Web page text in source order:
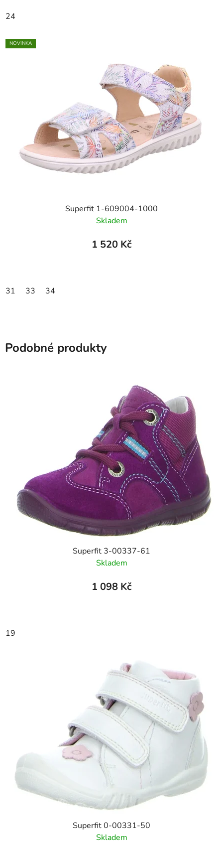
24
NOVINKA
Superfit 1-609004-1000
Skladem
1 520 Kč
31 33 34
Podobné produkty
Superfit 3-00337-61
Skladem
1 098 Kč
19
Superfit 0-00331-50
Skladem